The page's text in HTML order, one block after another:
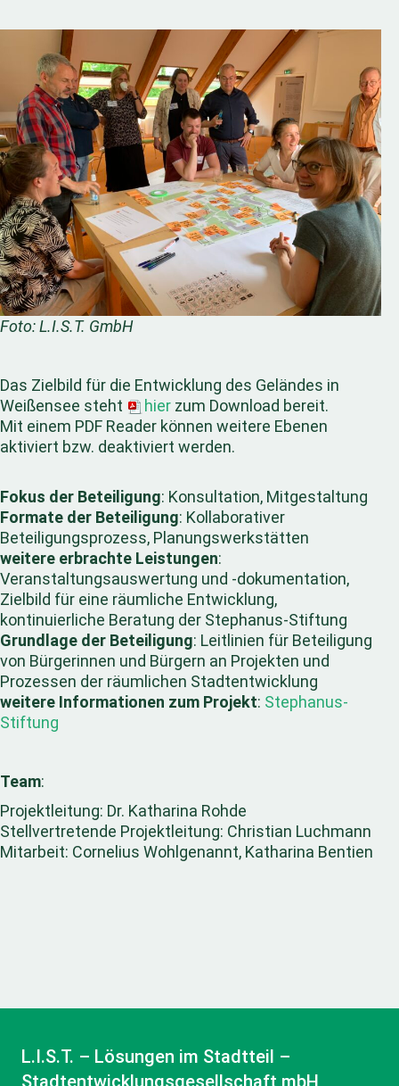
Foto: L.I.S.T. GmbH
Das Zielbild für die Entwicklung des Geländes in
Weißensee steht
hier zum Download bereit.
Mit einem PDF Reader können weitere Ebenen
aktiviert bzw. deaktiviert werden.
Fokus der Beteiligung: Konsultation, Mitgestaltung
Formate der Beteiligung: Kollaborativer
Beteiligungsprozess, Planungswerkstätten
weitere erbrachte Leistungen:
Veranstaltungsauswertung und -dokumentation,
Zielbild für eine räumliche Entwicklung,
kontinuierliche Beratung der Stephanus-Stiftung
Grundlage der Beteiligung: Leitlinien für Beteiligung
von Bürgerinnen und Bürgern an Projekten und
Prozessen der räumlichen Stadtentwicklung
weitere Informationen zum Projekt: Stephanus-
Stiftung
Team:
Projektleitung: Dr. Katharina Rohde
Stellvertretende Projektleitung: Christian Luchmann
Mitarbeit: Cornelius Wohlgenannt, Katharina Bentien
L.I.S.T. – Lösungen im Stadtteil –
Stadtentwicklungsgesellschaft mbH